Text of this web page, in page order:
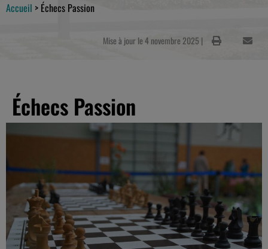
Accueil > Échecs Passion
Mise à jour le 4 novembre 2025 |
Échecs Passion